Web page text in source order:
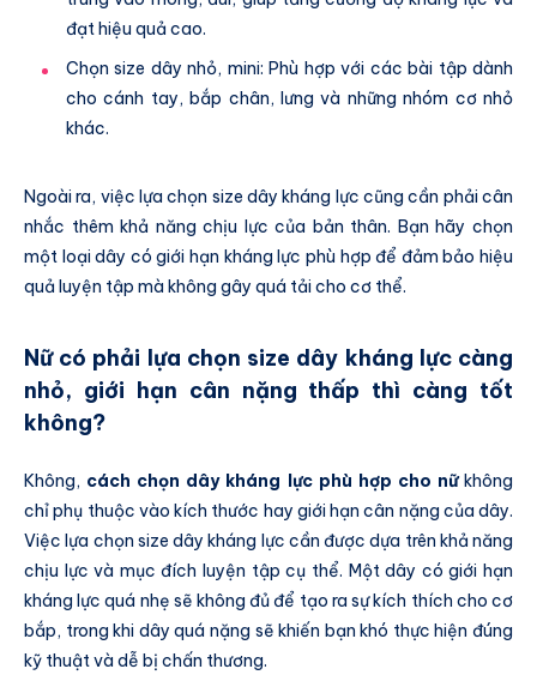
đạt hiệu quả cao.
Chọn size dây nhỏ, mini: Phù hợp với các bài tập dành
cho cánh tay, bắp chân, lưng và những nhóm cơ nhỏ
khác.
Ngoài ra, việc lựa chọn size dây kháng lực cũng cần phải cân
nhắc thêm khả năng chịu lực của bản thân. Bạn hãy chọn
một loại dây có giới hạn kháng lực phù hợp để đảm bảo hiệu
quả luyện tập mà không gây quá tải cho cơ thể.
Nữ có phải lựa chọn size dây kháng lực càng
nhỏ, giới hạn cân nặng thấp thì càng tốt
không?
Không, cách chọn dây kháng lực phù hợp cho nữkhông
chỉ phụ thuộc vào kích thước hay giới hạn cân nặng của dây.
Việc lựa chọn size dây kháng lực cần được dựa trên khả năng
chịu lực và mục đích luyện tập cụ thể. Một dây có giới hạn
kháng lực quá nhẹ sẽ không đủ để tạo ra sự kích thích cho cơ
bắp, trong khi dây quá nặng sẽ khiến bạn khó thực hiện đúng
kỹ thuật và dễ bị chấn thương.